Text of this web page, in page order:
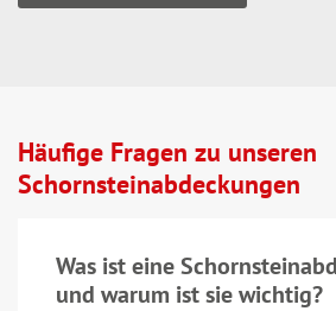
Häufige Fragen zu unseren
Schornsteinabdeckungen
Was ist eine
und warum ist sie wichtig?